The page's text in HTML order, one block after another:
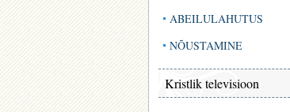
ABEILULAHUTUS
NÕUSTAMINE
Kristlik televisioon